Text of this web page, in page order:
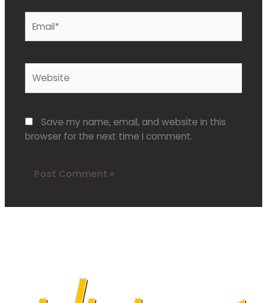
Save my name, email, and website in this
browser for the next time I comment.